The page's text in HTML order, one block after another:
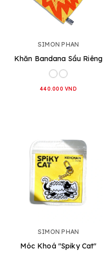
SIMON PHAN
Khăn Bandana Sầu Riêng
440.000 VND
SIMON PHAN
Móc Khoá "Spiky Cat"